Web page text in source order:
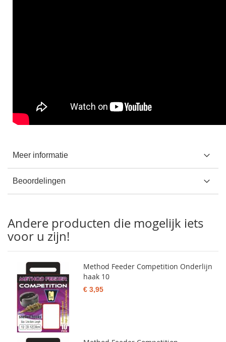
Meer informatie
Beoordelingen
Andere producten die mogelijk iets
voor u zijn!
Method Feeder Competition Onderlijn
haak 10
€ 3,95